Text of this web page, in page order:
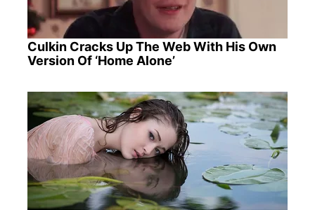
Culkin Cracks Up The Web With His Own
Version Of ‘Home Alone’